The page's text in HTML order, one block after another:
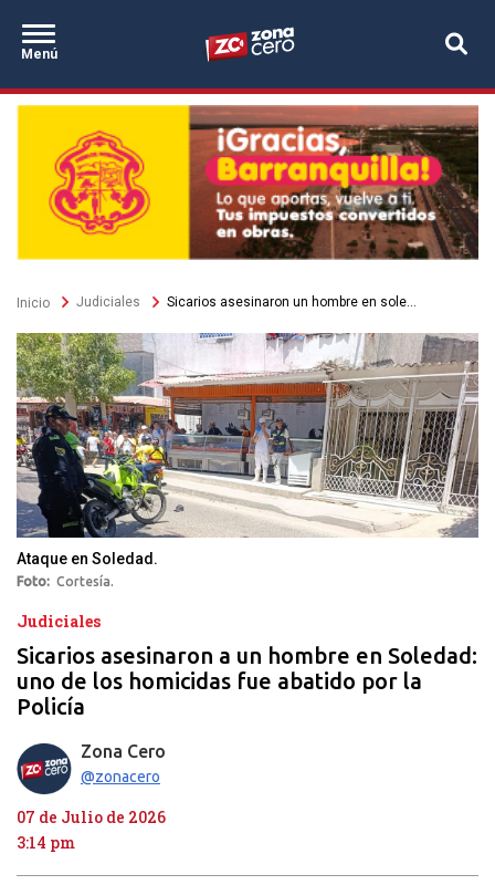
al
principal
Menú
Zona Cero
Destacados
Sobrescribir
de
ayuda
a
la
navegación
Inicio Judiciales Sicarios asesinaron un hombre en sole...
Ataque en Soledad.
Foto Cortesía.
Judiciales
Sicarios asesinaron a un hombre en Soledad:
uno de los homicidas fue abatido por la
Policía
Zona Cero
@zonacero
07 de Julio de 2026
3:14 pm